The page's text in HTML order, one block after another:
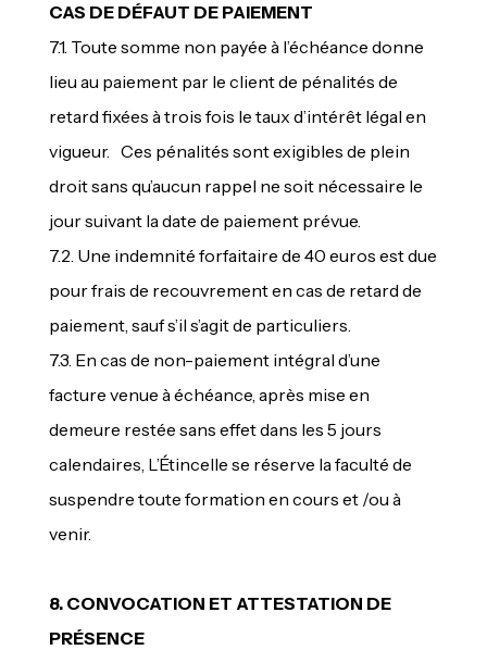
CAS DE DÉFAUT DE PAIEMENT
7.1. Toute somme non payée à l’échéance donne
lieu au paiement par le client de pénalités de
retard fixées à trois fois le taux d’intérêt légal en
vigueur. Ces pénalités sont exigibles de plein
droit sans qu’aucun rappel ne soit nécessaire le
jour suivant la date de paiement prévue.
7.2. Une indemnité forfaitaire de 40 euros est due
pour frais de recouvrement en cas de retard de
paiement, sauf s’il s’agit de particuliers.
7.3. En cas de non-paiement intégral d’une
facture venue à échéance, après mise en
demeure restée sans effet dans les 5 jours
calendaires, L’Étincelle se réserve la faculté de
suspendre toute formation en cours et /ou à
venir.
8. CONVOCATION ET ATTESTATION DE
PRÉSENCE